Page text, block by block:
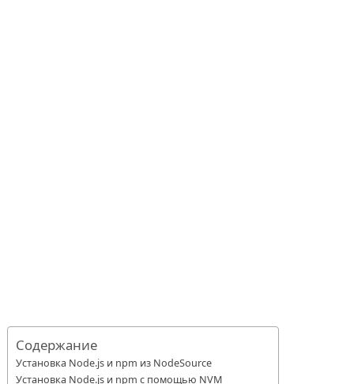
Содержание
Установка Node.js и npm из NodeSource
Установка Node.js и npm с помощью NVM